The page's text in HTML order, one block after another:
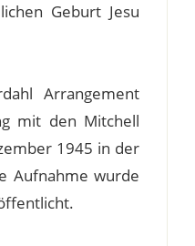
Geburt Jesu
Arrangement
mit den Mitchell
1945 in der
Aufnahme wurde